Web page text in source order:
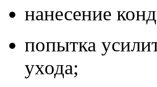
нанесение
попытка
ухода;